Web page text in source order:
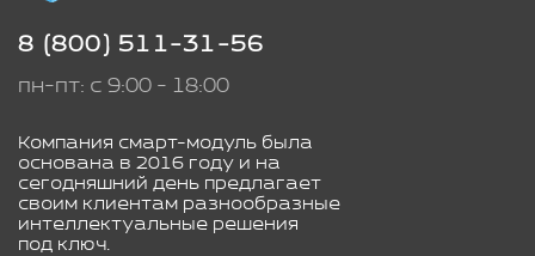
8 (800) 511-31-56
пн-пт: с 9:00 - 18:00
Компания смарт-модуль была
основана в 2016 году и на
сегодняшний день предлагает
своим клиентам разнообразные
интеллектуальные решения
под ключ.